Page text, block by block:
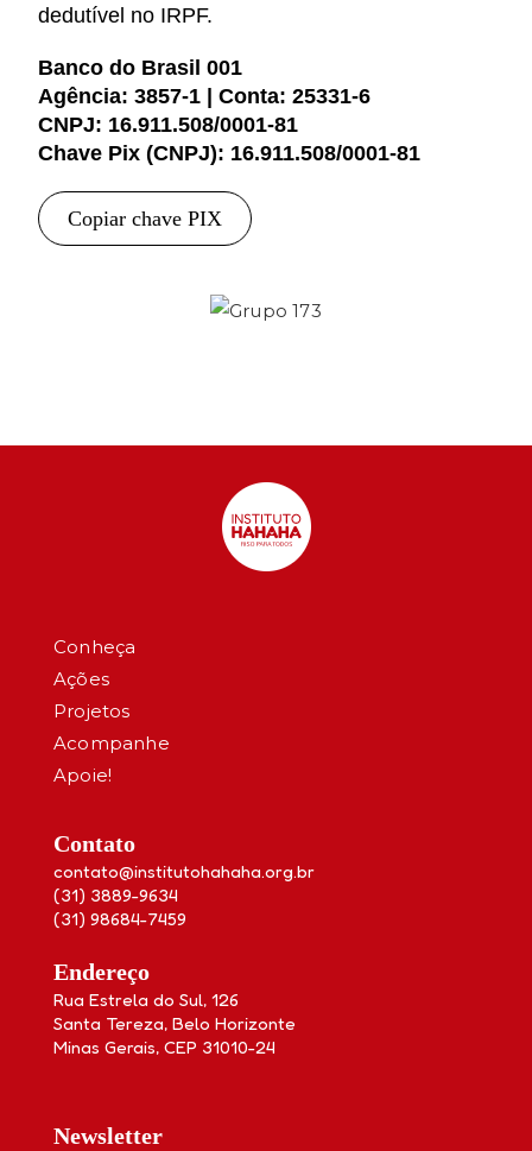
dedutível no IRPF.
Banco do Brasil 001
Agência: 3857-1 | Conta: 25331-6
CNPJ: 16.911.508/0001-81
Chave Pix (CNPJ): 16.911.508/0001-81
Copiar chave PIX
Conheça
Ações
Projetos
Acompanhe
Apoie!
Contato
contato@institutohahaha.org.br
(31) 3889-9634
(31) 98684-7459
Endereço
Rua Estrela do Sul, 126
Santa Tereza, Belo Horizonte
Minas Gerais, CEP 31010-24
Newsletter